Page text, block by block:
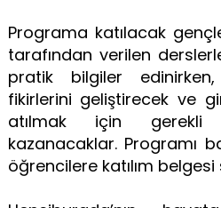
Programa katılacak
tarafından verilen
pratik bilgiler
fikirlerini geliştirecek ve
atılmak için gerekli
kazanacaklar. Programı
öğrencilere katılım